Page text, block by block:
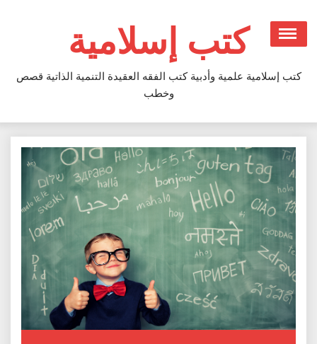
content
كتب إسلامية
كتب إسلامية علمية وأدبية كتب الفقه العقيدة التنمية الذاتية قصص
وخطب